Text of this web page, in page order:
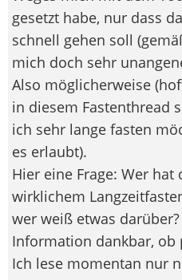
gesetzt habe, nur dass
schnell gehen soll
mich doch sehr
Also möglicherweise
in diesem Fastenthread
ich sehr lange fasten
es erlaubt).
Hier eine Frage: Wer
wirklichem
wer weiß etwas
Information dankbar, ob
Ich lese momentan nur